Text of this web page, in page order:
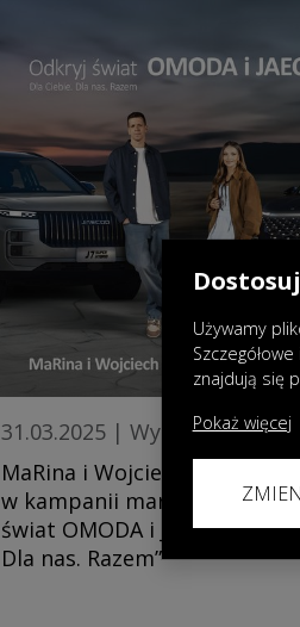
31.03.2025 | Wydarzenia
MaRina i Wojciech Szczęsny
w kampanii marketingowej:
świat OMODA i JAECOO. Dla
Dla nas. Razem”
Używamy
znajdują się
Pokaż więcej